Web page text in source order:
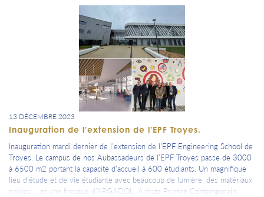
de cidre, de bière, de Prunelle de Troyes ou de jus de pomme, en
dégustation de produits du terroir, en fiesta, en découverte, avec ou sans
toi.... bref quand tu veux => fais nous une photo pour rappeler ton
attachement, ton souriant et amical sentiment d'appartenance à notre
département et à nos valeurs partagées.
=> Cette semaine, une nouvelle photo prise par Tom notre Gl'Aube
Trotter, dans son périple en autostop en Amérique du Sud.
Cette fois il était au milieu du désert de Salar de Uyuni en Bolivie.
A toi de jouer, à tes appareils photos ou portables, on attend ta ou tes
photos avec impatience .... #500aubassadeursçacommenceàsevoir
13 DÉCEMBRE 2023
Inauguration de l'extension de l'EPF Troyes.
Inauguration mardi dernier de l’extension de l’EPF Engineering School de
Troyes. Le campus de nos Aubassadeurs de l’EPF Troyes passe de 3000
à 6500 m2 portant la capacité d’accueil à 600 étudiants. Un magnifique
lieu d’étude et de vie étudiante avec beaucoup de lumière, des matériaux
nobles ….et une fresque d’ARGADOL, Artiste Peintre Contemporain